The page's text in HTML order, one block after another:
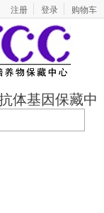
注册 登录 购物车
体基因保藏中